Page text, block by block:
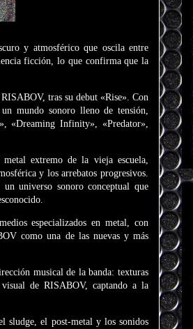
y atmosférico que oscila entre
ficción, lo que confirma que la
tras su debut «Rise». Con
mundo sonoro lleno de tensión,
«Dreaming Infinity», «Predator»,
extremo de la vieja escuela,
y los arrebatos progresivos.
universo sonoro conceptual que
especializados en metal, con
como una de las nuevas y más
musical de la banda: texturas
de RISABOV, captando a la
sludge, el post-metal y los sonidos